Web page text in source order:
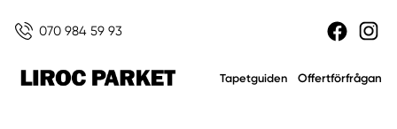
070 984 59 93
Tapetguiden Offertförfrågan